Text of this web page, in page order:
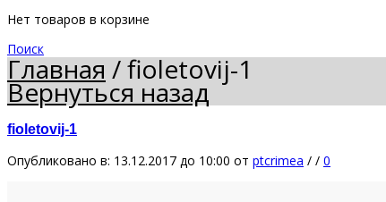
Нет товаров в корзине
Поиск
Главная/fioletovij-1
Вернуться назад
fioletovij-1
Опубликовано в: 13.12.2017 до 10:00 от ptcrimea / / 0